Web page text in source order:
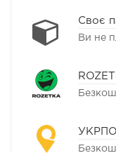
Своє
Ви не